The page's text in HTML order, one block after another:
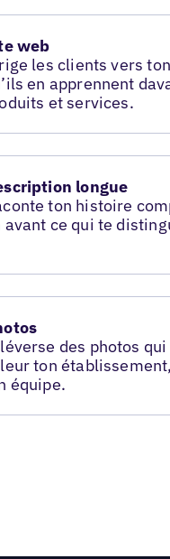
web
les clients vers
en apprennent
et services.
longue
ton histoire
avant ce qui te
des photos
ton
équipe.